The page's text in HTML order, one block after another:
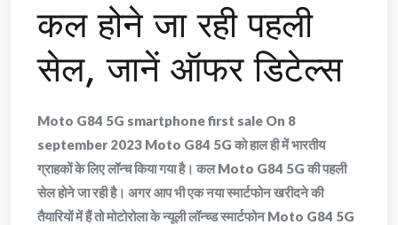
कल होने जा रही पहली
सेल, जानें ऑफर डिटेल्स
Moto G84 5G smartphone first sale On 8
september 2023 Moto G84 5G को हाल ही में भारतीय
ग्राहकों के लिए लॉन्च किया गया है। कल Moto G84 5G की पहली
सेल होने जा रही है। अगर आप भी एक नया स्मार्टफोन खरीदने की
तैयारियों में हैं तो मोटोरोला के न्यूली लॉन्च्ड स्मार्टफोन Moto G84 5G